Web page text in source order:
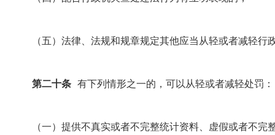
（五）法律、法规和规章规定其他应当从轻或者减轻行
第二十条 有下列情形之一的，可以从轻或者减轻处罚：
（一）提供不真实或者不完整统计资料、虚假或者不完